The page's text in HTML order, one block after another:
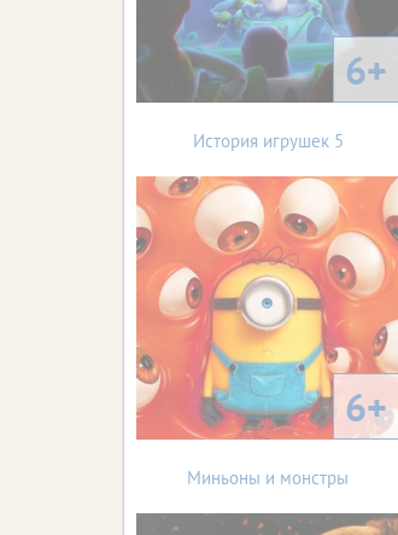
6+
История игрушек 5
6+
Миньоны и монстры